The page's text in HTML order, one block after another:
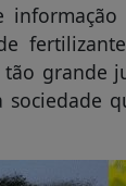
grande